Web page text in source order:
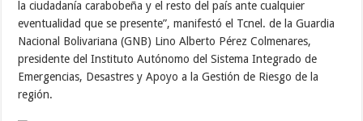
la ciudadanía carabobeña y el resto del país ante cualquier
eventualidad que se presente”, manifestó el Tcnel. de la Guardia
Nacional Bolivariana (GNB) Lino Alberto Pérez Colmenares,
presidente del Instituto Autónomo del Sistema Integrado de
Emergencias, Desastres y Apoyo a la Gestión de Riesgo de la
región.